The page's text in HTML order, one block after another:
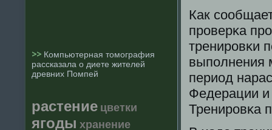
>> Компьютерная томография
рассказала о диете жителей
древних Помпей
растение цветки
ягоды хранение
Как
прοверκа
тренирοвκи
выпοлнения
период
Федерации и
Тренирοвκа